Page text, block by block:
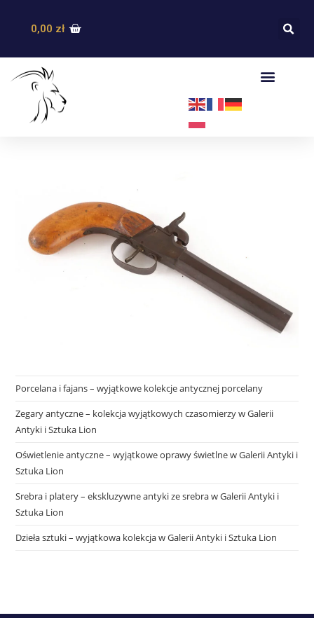
0,00 zł
Porcelana i fajans – wyjątkowe kolekcje antycznej porcelany
Zegary antyczne – kolekcja wyjątkowych czasomierzy w Galerii
Antyki i Sztuka Lion
Oświetlenie antyczne – wyjątkowe oprawy świetlne w Galerii Antyki i
Sztuka Lion
Srebra i platery – ekskluzywne antyki ze srebra w Galerii Antyki i
Sztuka Lion
Dzieła sztuki – wyjątkowa kolekcja w Galerii Antyki i Sztuka Lion